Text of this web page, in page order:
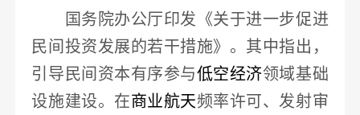
国务院办公厅印发《关于进一步促进
民间投资发展的若干措施》。其中指出，
引导民间资本有序参与低空经济领域基础
设施建设。在商业航天频率许可、发射审